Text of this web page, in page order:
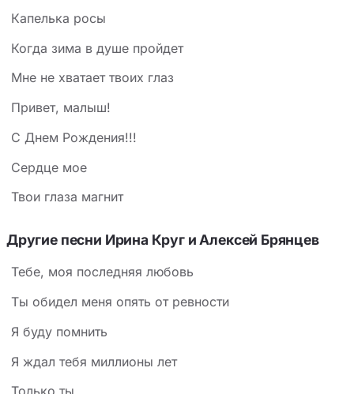
Капелька росы
Когда зима в душе пройдет
Мне не хватает твоих глаз
Привет, малыш!
С Днем Рождения!!!
Сердце мое
Твои глаза магнит
Другие песни Ирина Круг и Алексей Брянцев
Тебе, моя последняя любовь
Ты обидел меня опять от ревности
Я буду помнить
Я ждал тебя миллионы лет